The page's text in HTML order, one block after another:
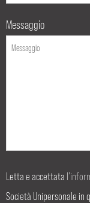
Messaggio
Letta e accettata
Società Unipersonale